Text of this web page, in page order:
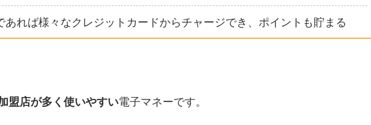
あれば様々なクレジットカードからチャージでき、ポイントも貯まる
盟店が多く使いやすい電子マネーです。